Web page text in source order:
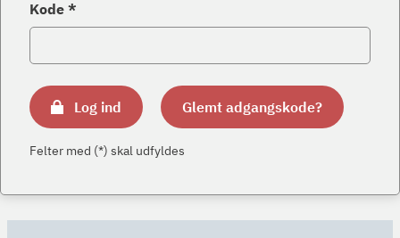
Kode *
Log ind Glemt adgangskode?
Felter med (*) skal udfyldes